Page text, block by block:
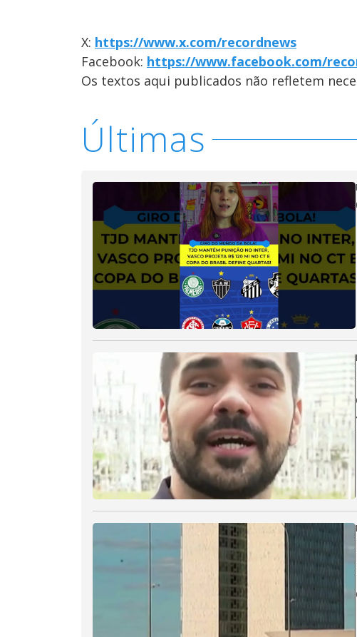
X: https://www.x.com/recordnews
Facebook: https://www.facebook.com/
Os textos aqui publicados não refletem
Últimas